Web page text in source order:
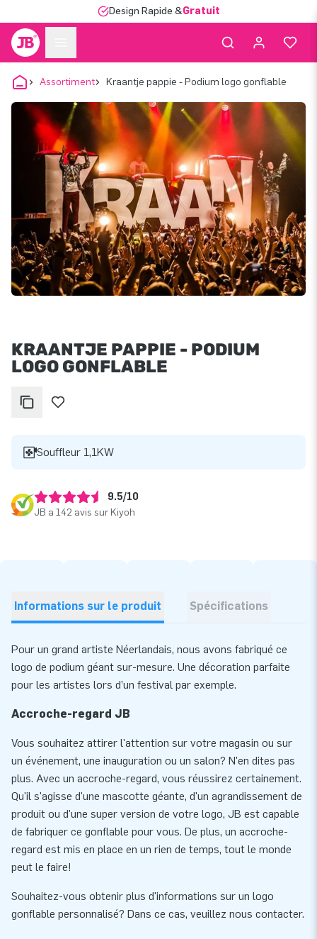
Design Rapide &Gratuit
Assortiment Kraantje pappie - Podium logo gonflable
KRAANTJE PAPPIE - PODIUM
LOGO GONFLABLE
Souffleur 1,1KW
9.5/10
JB a 142 avis sur Kiyoh
Informations sur le produit Spécifications
Pour un grand artiste Néerlandais, nous avons fabriqué ce
logo de podium géant sur-mesure. Une décoration parfaite
pour les artistes lors d’un festival par exemple.
Accroche-regard JB
Vous souhaitez attirer l'attention sur votre magasin ou sur
un événement, une inauguration ou un salon? N'en dites pas
plus. Avec un accroche-regard, vous réussirez certainement.
Qu'il s'agisse d'une mascotte géante, d'un agrandissement de
produit ou d'une super version de votre logo, JB est capable
de fabriquer ce gonflable pour vous. De plus, un accroche-
regard est mis en place en un rien de temps, tout le monde
peut le faire!
Souhaitez-vous obtenir plus d'informations sur un logo
gonflable personnalisé? Dans ce cas, veuillez nous contacter.